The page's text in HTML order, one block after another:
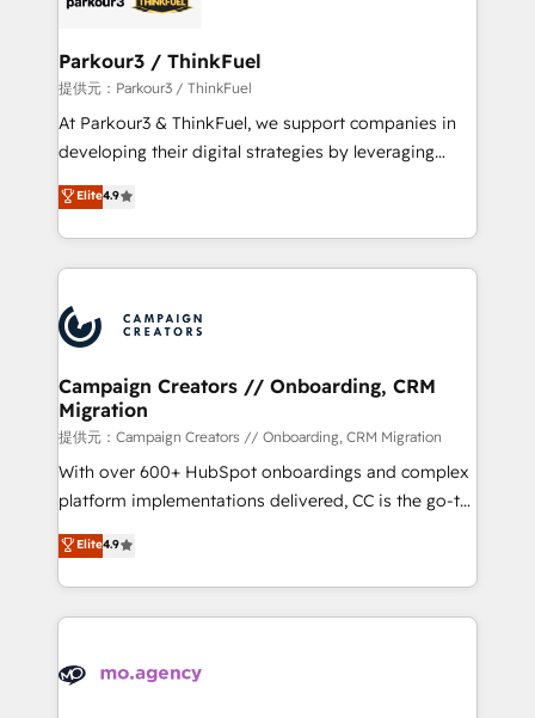
companies scale faster and smarter. 🔹 BOOMS:
Demand generation for all your buyers With BOOMS,
you invest in 100% of your buyers, accelerating your
growth and positioning yourself as an undisputed
transformation process A methodology designed to
implement HubSpot effectively and optimize your
record of business transformation, our growth-first
approach has helped brands dominate their
Parkour3 / ThinkFuel
提供元：Parkour3 / ThinkFuel
At Parkour3 & ThinkFuel, we support companies in
developing their digital strategies by leveraging
technologies and automating their marketing and
sales processes to generate growth. Our offer spans
from Strategy to Operations. We specialize in CRM
onboarding and implementation, web design, sales
extensive experience working with tech companies
and manufacturers since 2002, we are committed to
empowering our clients and developing their
autonomy. Get to grips with HubSpot through
guided implementation and seamless integration of
the CRM platform into your digital ecosystem. Would
you like support in deploying your inbound
to your needs and sales objectives. With 125+
certifications, we are part of the most certified
services are offered in both English & French.
Elite4.9
Campaign Creators // Onboarding, CRM
Migration
提供元：Campaign Creators // Onboarding, CRM Migration
With over 600+ HubSpot onboardings and complex
platform implementations delivered, CC is the go-to
Elite Solutions Partner for businesses ready to
migrate, replatform, and scale smarter. We specialize
in high-impact CRM and CMS migrations and
onboarding from platforms like Salesforce, NetSuite,
WordPress and legacy CRMs, turning fragmented
Elite4.9